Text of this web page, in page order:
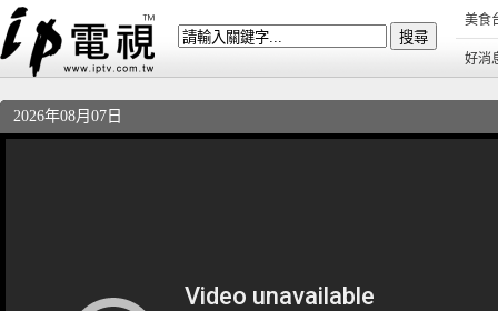
美食
好消
2026年08月07日